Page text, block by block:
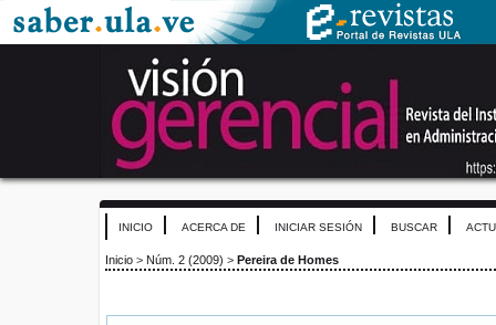
INICIO ACERCA DE INICIAR SESIÓN BUSCAR
Inicio > Núm. 2 (2009) > Pereira de Homes